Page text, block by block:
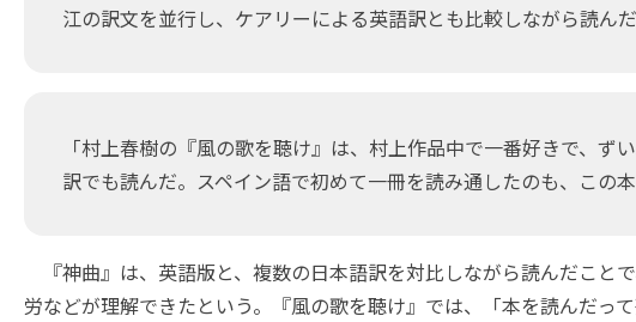
江の訳文を並行し、ケアリーによる英語訳とも比較しながら読んだ
「村上春樹の『風の歌を聴け』は、村上作品中で一番好きで、ず
訳でも読んだ。スペイン語で初めて一冊を読み通したのも、この本
『神曲』は、英語版と、複数の日本語訳を対比しながら読んだこと
労などが理解できたという。『風の歌を聴け』では、「本を読んだっ